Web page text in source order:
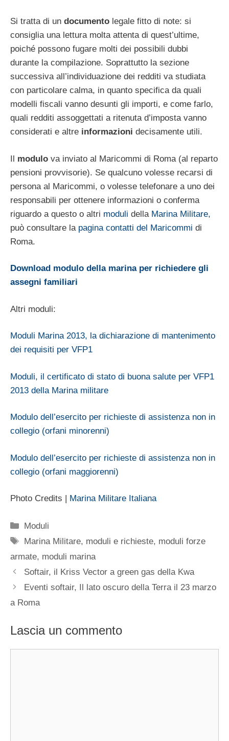
Si tratta di un documento legale fitto di note: si
consiglia una lettura molta attenta di quest’ultime,
poiché possono fugare molti dei possibili dubbi
durante la compilazione. Soprattutto la sezione
successiva all’individuazione dei redditi va studiata
con particolare calma, in quanto specifica da quali
modelli fiscali vanno desunti gli importi, e come farlo,
quali redditi assoggettati a ritenuta d’imposta vanno
considerati e altre informazioni decisamente utili.
Il modulo va inviato al Maricommi di Roma (al reparto
pensioni provvisorie). Se qualcuno volesse recarsi di
persona al Maricommi, o volesse telefonare a uno dei
responsabili per ottenere informazioni o conferma
riguardo a questo o altri moduli della Marina Militare,
può consultare la pagina contatti del Maricommi di
Roma.
Download modulo della marina per richiedere gli
assegni familiari
Altri moduli:
Moduli Marina 2013, la dichiarazione di mantenimento
dei requisiti per VFP1
Moduli, il certificato di stato di buona salute per VFP1
2013 della Marina militare
Modulo dell’esercito per richieste di assistenza non in
collegio (orfani minorenni)
Modulo dell’esercito per richieste di assistenza non in
collegio (orfani maggiorenni)
Photo Credits | Marina Militare Italiana
Categorie
Moduli
Tag
Marina Militare, moduli e richieste, moduli forze
armate, moduli marina
Softair, il Kriss Vector a green gas della Kwa
Eventi softair, Il lato oscuro della Terra il 23 marzo
a Roma
Lascia un commento